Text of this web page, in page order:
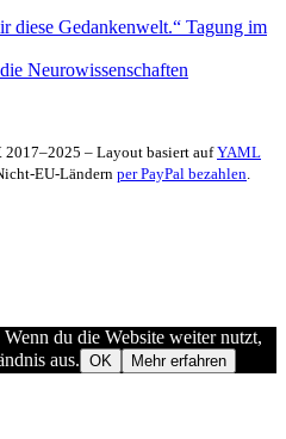
diese Gedankenwelt.“ Tagung im
Neurowissenschaften
2017–2025 – Layout basiert aufYAML
EU-Ländern per PayPal bezahlen
du die Website weiter nutzt,
aus. OK Mehr erfahren